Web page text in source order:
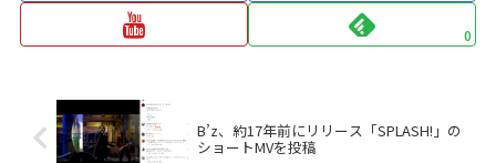
0
B’z、約17年前にリリース「SPLASH!」の
ショートMVを投稿